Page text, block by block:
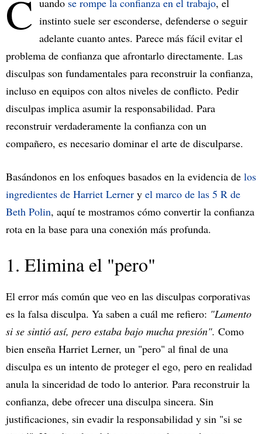
C uando se rompe la confianza en el trabajo, el
instinto suele ser esconderse, defenderse o seguir
adelante cuanto antes. Parece más fácil evitar el
problema de confianza que afrontarlo directamente. Las
disculpas son fundamentales para reconstruir la confianza,
incluso en equipos con altos niveles de conflicto. Pedir
disculpas implica asumir la responsabilidad. Para
reconstruir verdaderamente la confianza con un
compañero, es necesario dominar el arte de disculparse.
Basándonos en los enfoques basados ​​en la evidencia de los
ingredientes de Harriet Lerner y el marco de las 5 R de
Beth Polin, aquí te mostramos cómo convertir la confianza
rota en la base para una conexión más profunda.
1. Elimina el "pero"
El error más común que veo en las disculpas corporativas
es la falsa disculpa. Ya saben a cuál me refiero: "Lamento
si se sintió así, pero estaba bajo mucha presión". Como
bien enseña Harriet Lerner, un "pero" al final de una
disculpa es un intento de proteger el ego, pero en realidad
anula la sinceridad de todo lo anterior. Para reconstruir la
confianza, debe ofrecer una disculpa sincera. Sin
justificaciones, sin evadir la responsabilidad y sin "si se